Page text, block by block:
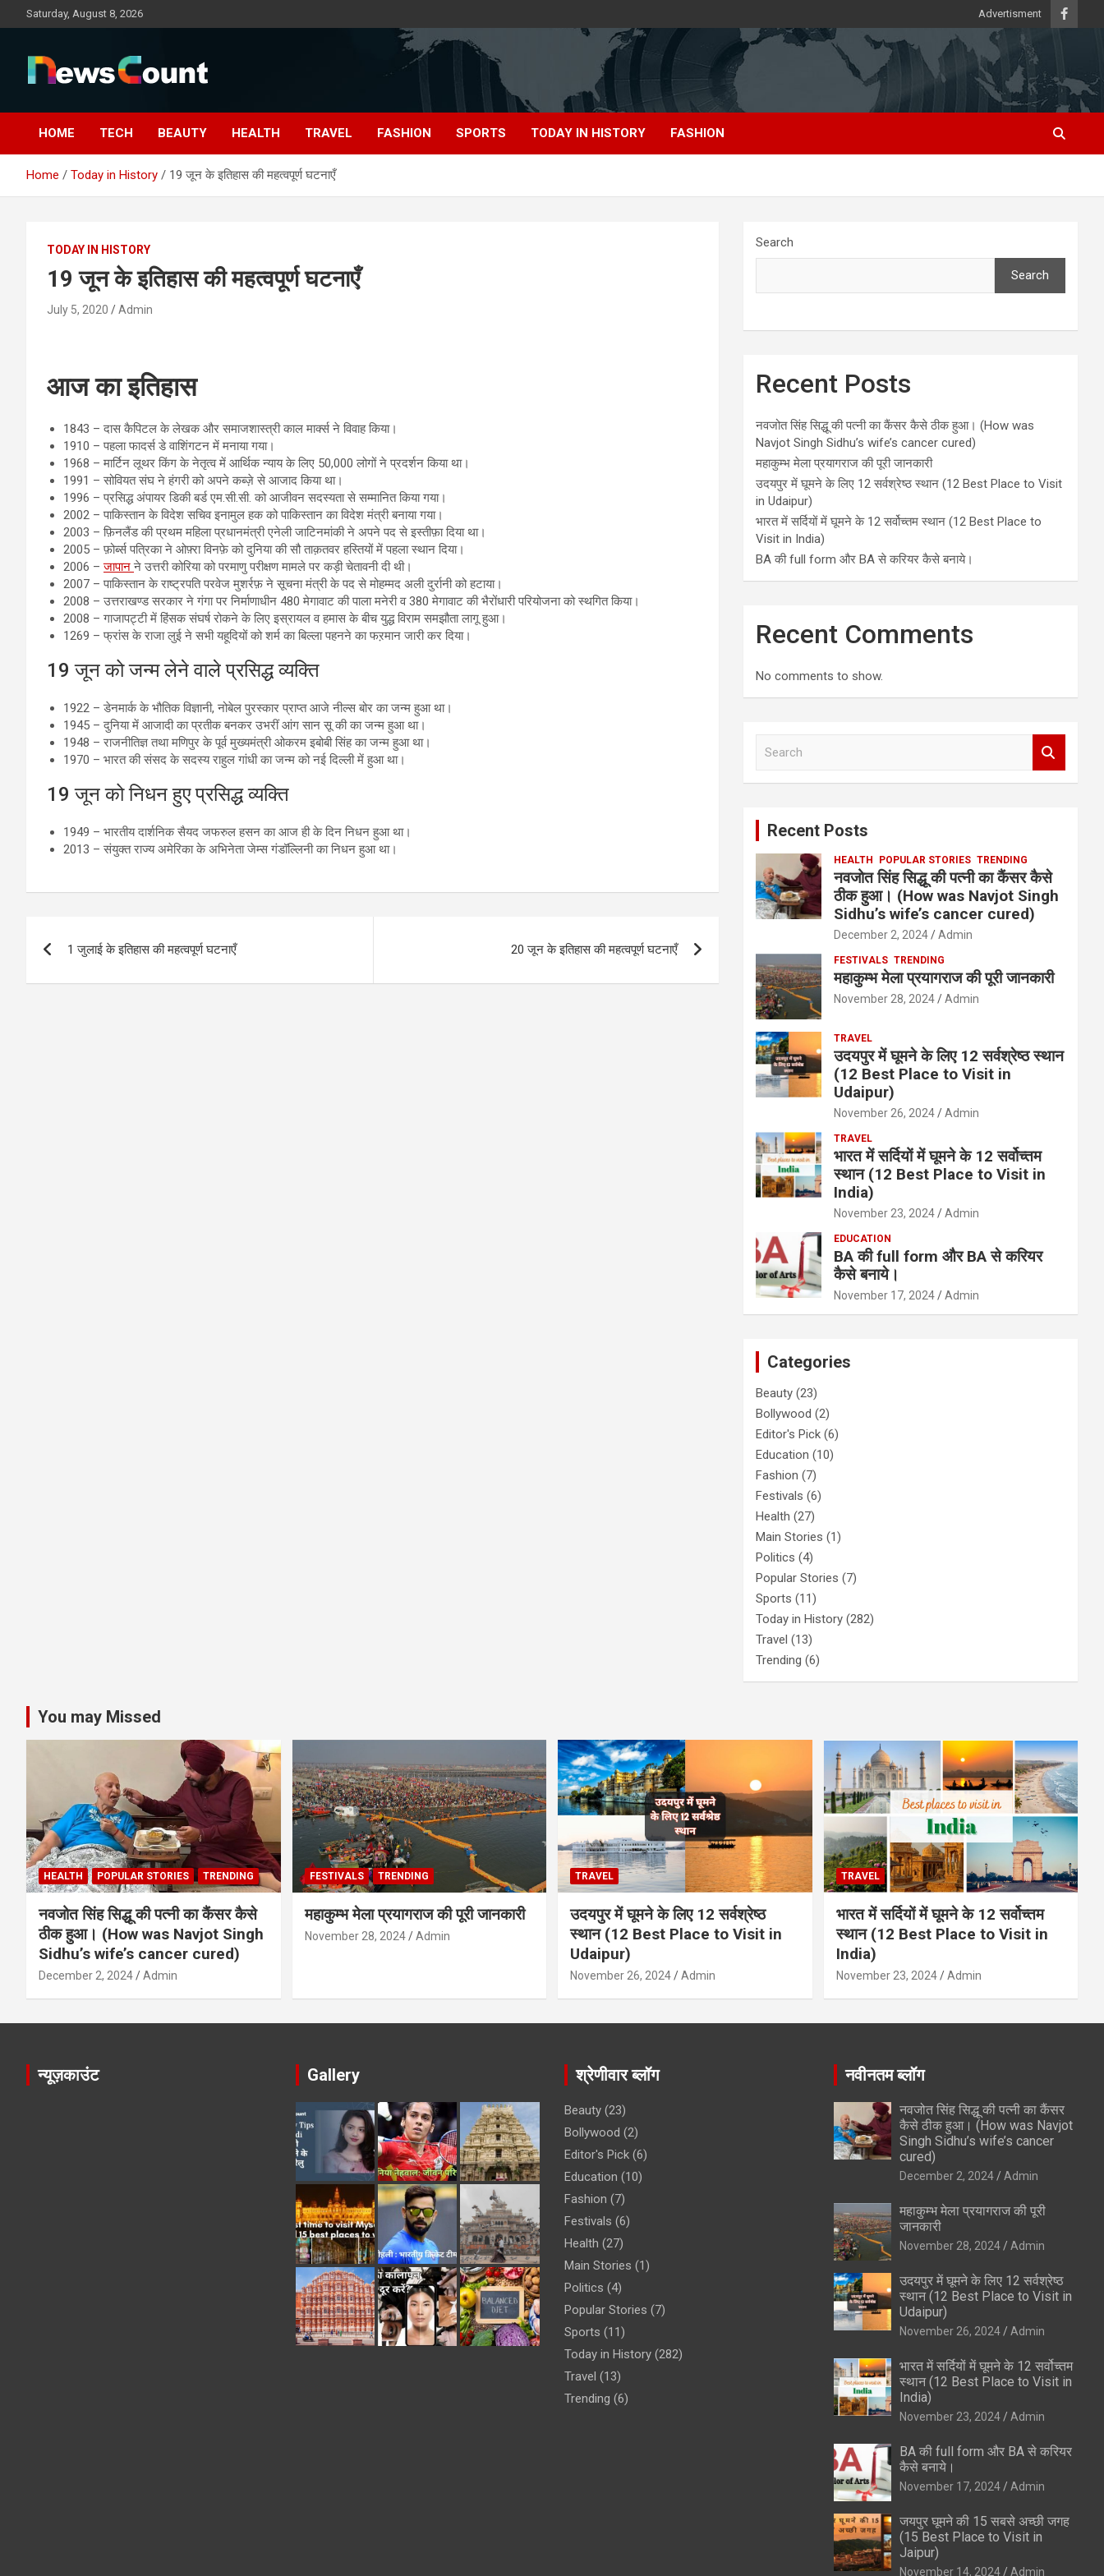
to
Saturday, August 8, 2026 Advertisment
HOME TECH BEAUTY HEALTH TRAVEL FASHION SPORTS TODAY IN HISTORY FASHION
Home Today in History 19 जून के इतिहास की महत्वपूर्ण घटनाएँ
TODAY IN HISTORY
19 जून के इतिहास की महत्वपूर्ण घटनाएँ
July 5, 2020 Admin
आज का इतिहास
1843 – दास कैपिटल के लेखक और समाजशास्त्री काल मार्क्स ने विवाह किया।
1910 – पहला फादर्स डे वाशिंगटन में मनाया गया।
1968 – मार्टिन लूथर किंग के नेतृत्व में आर्थिक न्याय के लिए 50,000 लोगों ने प्रदर्शन किया था।
1991 – सोवियत संघ ने हंगरी को अपने कब्ज़े से आजाद किया था।
1996 – प्रसिद्ध अंपायर डिकी बर्ड एम.सी.सी. को आजीवन सदस्यता से सम्मानित किया गया।
2002 – पाकिस्तान के विदेश सचिव इनामुल हक को पाकिस्तान का विदेश मंत्री बनाया गया।
2003 – फ़िनलैंड की प्रथम महिला प्रधानमंत्री एनेली जाटिनमांकी ने अपने पद से इस्तीफ़ा दिया था।
2005 – फ़ोर्ब्स पत्रिका ने ओफ़्रा विनफ़े को दुनिया की सौ ताक़तवर हस्तियों में पहला स्थान दिया।
2006 –जापानने उत्तरी कोरिया को परमाणु परीक्षण मामले पर कड़ी चेतावनी दी थी।
2007 – पाकिस्तान के राष्ट्रपति परवेज मुशर्रफ़ ने सूचना मंत्री के पद से मोहम्मद अली दुर्रानी को हटाया।
2008 – उत्तराखण्ड सरकार ने गंगा पर निर्माणाधीन 480 मेगावाट की पाला मनेरी व 380 मेगावाट की भैरोंधारी परियोजना को स्थगित किया।
2008 – गाजापट्टी में हिंसक संघर्ष रोकने के लिए इस्रायल व हमास के बीच युद्ध विराम समझौता लागू हुआ।
1269 – फ्रांस के राजा लुई ने सभी यहूदियों को शर्म का बिल्ला पहनने का फऱमान जारी कर दिया।
19 जून को जन्म लेने वाले प्रसिद्ध व्यक्ति
1922 – डेनमार्क के भौतिक विज्ञानी, नोबेल पुरस्कार प्राप्त आजे नील्स बोर का जन्म हुआ था।
1945 – दुनिया में आजादी का प्रतीक बनकर उभरीं आंग सान सू की का जन्म हुआ था।
1948 – राजनीतिज्ञ तथा मणिपुर के पूर्व मुख्यमंत्री ओकरम इबोबी सिंह का जन्म हुआ था।
1970 – भारत की संसद के सदस्य राहुल गांधी का जन्म को नई दिल्ली में हुआ था।
19 जून को निधन हुए प्रसिद्ध व्यक्ति
1949 – भारतीय दार्शनिक सैयद जफरुल हसन का आज ही के दिन निधन हुआ था।
2013 – संयुक्त राज्य अमेरिका के अभिनेता जेम्स गंडॉल्लिनी का निधन हुआ था।
navigation
1 जुलाई के इतिहास की महत्वपूर्ण घटनाएँ 20 जून के इतिहास की महत्वपूर्ण घटनाएँ
Search
Search
Recent Posts
नवजोत सिंह सिद्धू की पत्नी का कैंसर कैसे ठीक हुआ। (How was
Navjot Singh Sidhu’s wife’s cancer cured)
महाकुम्भ मेला प्रयागराज की पूरी जानकारी
उदयपुर में घूमने के लिए 12 सर्वश्रेष्ठ स्थान (12 Best Place to Visit
in Udaipur)
भारत में सर्दियों में घूमने के 12 सर्वोच्तम स्थान (12 Best Place to
Visit in India)
BA की full form और BA से करियर कैसे बनाये।
Recent Comments
No comments to show.
Recent Posts
HEALTH POPULAR STORIES TRENDING
नवजोत सिंह सिद्धू की पत्नी का कैंसर कैसे
ठीक हुआ। (How was Navjot Singh
Sidhu’s wife’s cancer cured)
December 2, 2024 Admin
FESTIVALS TRENDING
महाकुम्भ मेला प्रयागराज की पूरी जानकारी
November 28, 2024 Admin
TRAVEL
उदयपुर में घूमने के लिए 12 सर्वश्रेष्ठ स्थान
(12 Best Place to Visit in
Udaipur)
November 26, 2024 Admin
TRAVEL
भारत में सर्दियों में घूमने के 12 सर्वोच्तम
स्थान (12 Best Place to Visit in
India)
November 23, 2024 Admin
EDUCATION
BA की full form और BA से करियर
कैसे बनाये।
November 17, 2024 Admin
Categories
Beauty (23)
Bollywood (2)
Editor's Pick (6)
Education (10)
Fashion (7)
Festivals (6)
Health (27)
Main Stories (1)
Politics (4)
Popular Stories (7)
Sports (11)
Today in History (282)
Travel (13)
Trending (6)
You may Missed
HEALTH POPULAR STORIES TRENDING
नवजोत सिंह सिद्धू की पत्नी का कैंसर कैसे
ठीक हुआ। (How was Navjot Singh
Sidhu’s wife’s cancer cured)
December 2, 2024 Admin
FESTIVALS TRENDING
महाकुम्भ मेला प्रयागराज की पूरी जानकारी
November 28, 2024 Admin
TRAVEL
उदयपुर में घूमने के लिए 12 सर्वश्रेष्ठ
स्थान (12 Best Place to Visit in
Udaipur)
November 26, 2024 Admin
TRAVEL
भारत में सर्दियों में घूमने के 12 सर्वोच्तम
स्थान (12 Best Place to Visit in
India)
November 23, 2024 Admin
न्यूज़काउंट Gallery श्रेणीवार ब्लॉग
Beauty (23)
Bollywood (2)
Editor's Pick (6)
Education (10)
Fashion (7)
Festivals (6)
Health (27)
Main Stories (1)
Politics (4)
Popular Stories (7)
Sports (11)
Today in History (282)
Travel (13)
Trending (6)
नवीनतम ब्लॉग
नवजोत सिंह सिद्धू की पत्नी का कैंसर
कैसे ठीक हुआ। (How was Navjot
Singh Sidhu’s wife’s cancer
cured)
December 2, 2024 Admin
महाकुम्भ मेला प्रयागराज की पूरी
जानकारी
November 28, 2024 Admin
उदयपुर में घूमने के लिए 12 सर्वश्रेष्ठ
स्थान (12 Best Place to Visit in
Udaipur)
November 26, 2024 Admin
भारत में सर्दियों में घूमने के 12 सर्वोच्तम
स्थान (12 Best Place to Visit in
India)
November 23, 2024 Admin
BA की full form और BA से करियर
कैसे बनाये।
November 17, 2024 Admin
जयपुर घूमने की 15 सबसे अच्छी जगह
(15 Best Place to Visit in
Jaipur)
November 14, 2024 Admin